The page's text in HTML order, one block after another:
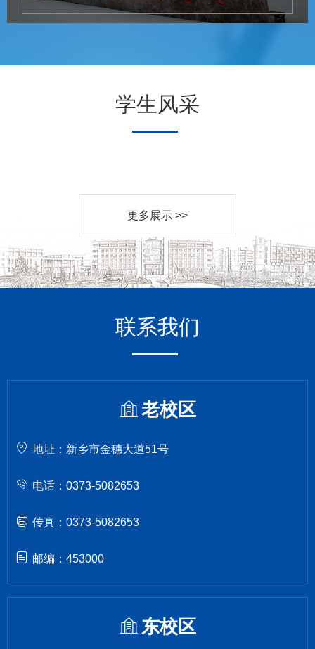
学生风采
更多展示 >>
联系我们
老校区
地址：新乡市金穗大道51号
电话：0373-5082653
传真：0373-5082653
邮编：453000
东校区